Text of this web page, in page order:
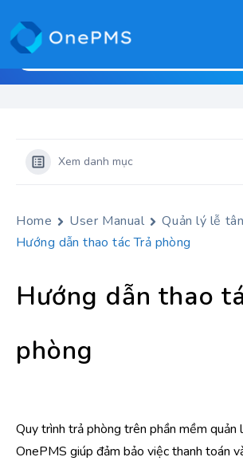
Xem danh mục
Home User Manual
Quản lý lễ
Hướng dẫn thao tác Trả phòng
Hướng dẫn thao
phòng
Quy trình trả phòng trên phần mềm quản
OnePMS giúp đảm bảo việc thanh toán